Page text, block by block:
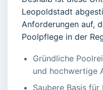
Leopoldstadt
Anforderungen auf,
Poolpflege in der
Gründliche
und hochwertige
Saubere Basis